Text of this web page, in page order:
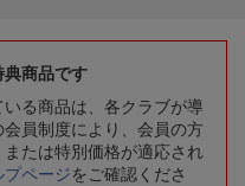
典商品です
いる商品は、各クラブが導
員制度により、会員の方
たは特別価格が適応され
プページをご確認くださ